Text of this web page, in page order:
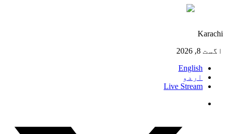
Karachi
اگست 8, 2026
English
اردو
Live Stream